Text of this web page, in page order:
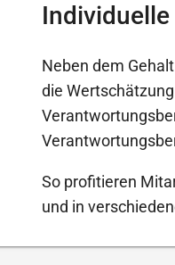
Neben dem
die
So profitieren
und in